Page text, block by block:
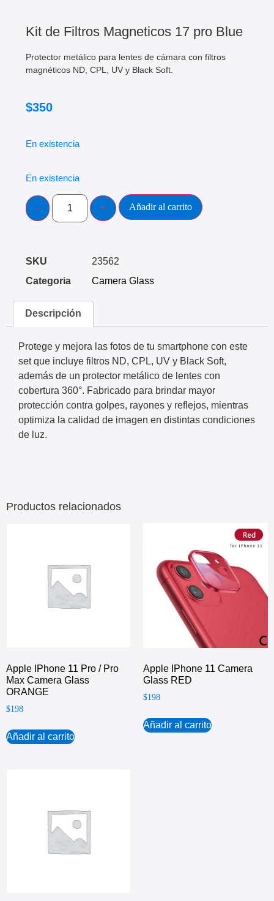
Kit de Filtros Magneticos 17 pro Blue
Protector metálico para lentes de cámara con filtros
magnéticos ND, CPL, UV y Black Soft.
$350
En existencia
En existencia
Añadir al carrito
SKU
23562
Categoria
Camera Glass
Descripción
Protege y mejora las fotos de tu smartphone con este
set que incluye filtros ND, CPL, UV y Black Soft,
además de un protector metálico de lentes con
cobertura 360°. Fabricado para brindar mayor
protección contra golpes, rayones y reflejos, mientras
optimiza la calidad de imagen en distintas condiciones
de luz.
Productos relacionados
Apple IPhone 11 Pro / Pro
Max Camera Glass
ORANGE
$198
Añadir al carrito
Apple IPhone 11 Camera
Glass RED
$198
Añadir al carrito